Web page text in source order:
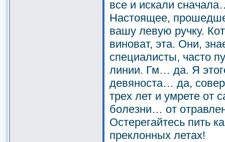
все и искали
Настоящее,
вашу левую ручку.
виноват, эта. Они,
специалисты, часто
линии. Гм… да. Я
девяноста… да,
трех лет и умрете от
болезни… от
Остерегайтесь пить
преклонных летах!